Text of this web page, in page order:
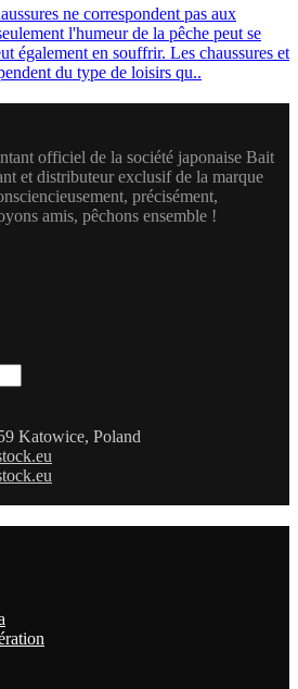
ne correspondent pas aux
l'humeur de la pêche peut se
également en souffrir. Les chaussures et
du type de loisirs qu..
officiel de la société japonaise Bait
et distributeur exclusif de la marque
précisément,
amis, pêchons ensemble !
Katowice, Poland